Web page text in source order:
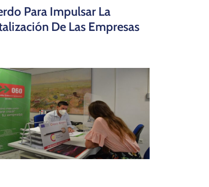
Para Impulsar La
De Las Empresas